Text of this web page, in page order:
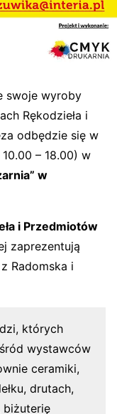
swoje wyroby
Rękodzieła i
odbędzie się w
– 18.00) w
w
i Przedmiotów
zaprezentują
Radomska i
których
wystawców
ceramiki,
drutach,
biżuterię